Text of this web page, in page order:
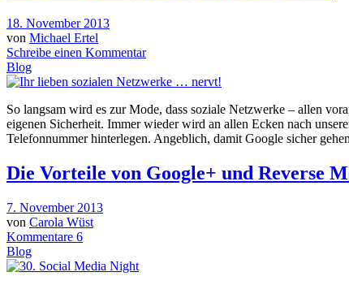
18. November 2013
von Michael Ertel
Schreibe einen Kommentar
Blog
So langsam wird es zur Mode, dass soziale Netzwerke – allen
eigenen Sicherheit. Immer wieder wird an allen Ecken nach
Telefonnummer hinterlegen. Angeblich, damit Google sicher
Die Vorteile von Google+ und Reverse
7. November 2013
von Carola Wüst
Kommentare 6
Blog